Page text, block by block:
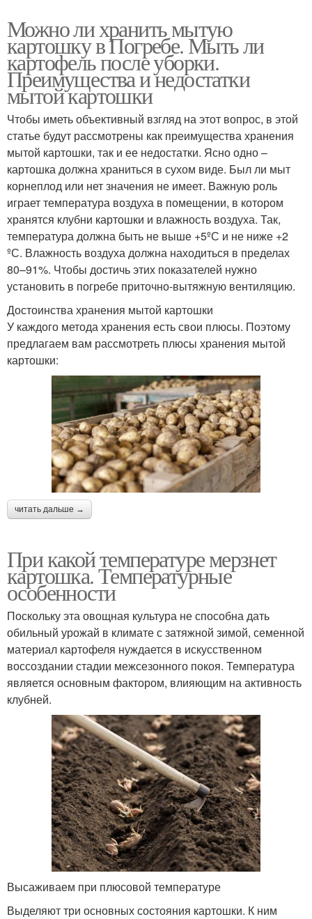
Можно ли хранить мытую
картошку в Погребе. Мыть ли
картофель после уборки.
Преимущества и недостатки
мытой картошки
Чтобы иметь объективный взгляд на этот вопрос, в этой
статье будут рассмотрены как преимущества хранения
мытой картошки, так и ее недостатки. Ясно одно –
картошка должна храниться в сухом виде. Был ли мыт
корнеплод или нет значения не имеет. Важную роль
играет температура воздуха в помещении, в котором
хранятся клубни картошки и влажность воздуха. Так,
температура должна быть не выше +5ºС и не ниже +2
ºС. Влажность воздуха должна находиться в пределах
80–91%. Чтобы достичь этих показателей нужно
установить в погребе приточно-вытяжную вентиляцию.
Достоинства хранения мытой картошки
У каждого метода хранения есть свои плюсы. Поэтому
предлагаем вам рассмотреть плюсы хранения мытой
картошки:
читать дальше →
При какой температуре мерзнет
картошка. Температурные
особенности
Поскольку эта овощная культура не способна дать
обильный урожай в климате с затяжной зимой, семенной
материал картофеля нуждается в искусственном
воссоздании стадии межсезонного покоя. Температура
является основным фактором, влияющим на активность
клубней.
Высаживаем при плюсовой температуре
Выделяют три основных состояния картошки. К ним